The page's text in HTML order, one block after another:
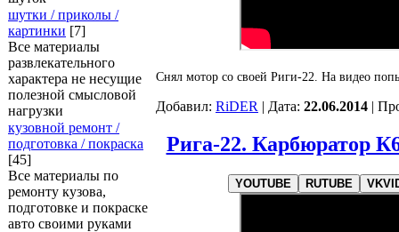
шутки / приколы /
картинки [7]
Все материалы
развлекательного
характера не несущие
полезной смысловой
нагрузки
кузовной ремонт /
подготовка / покраска
[45]
Все материалы по
ремонту кузова,
подготовке и покраске
авто своими руками
Снял мотор со своей Риги-22. На видео
Добавил: RiDER | Дата: 22.06.2014 |
Рига-22. Карбюратор
YOUTUBE RUTUBE